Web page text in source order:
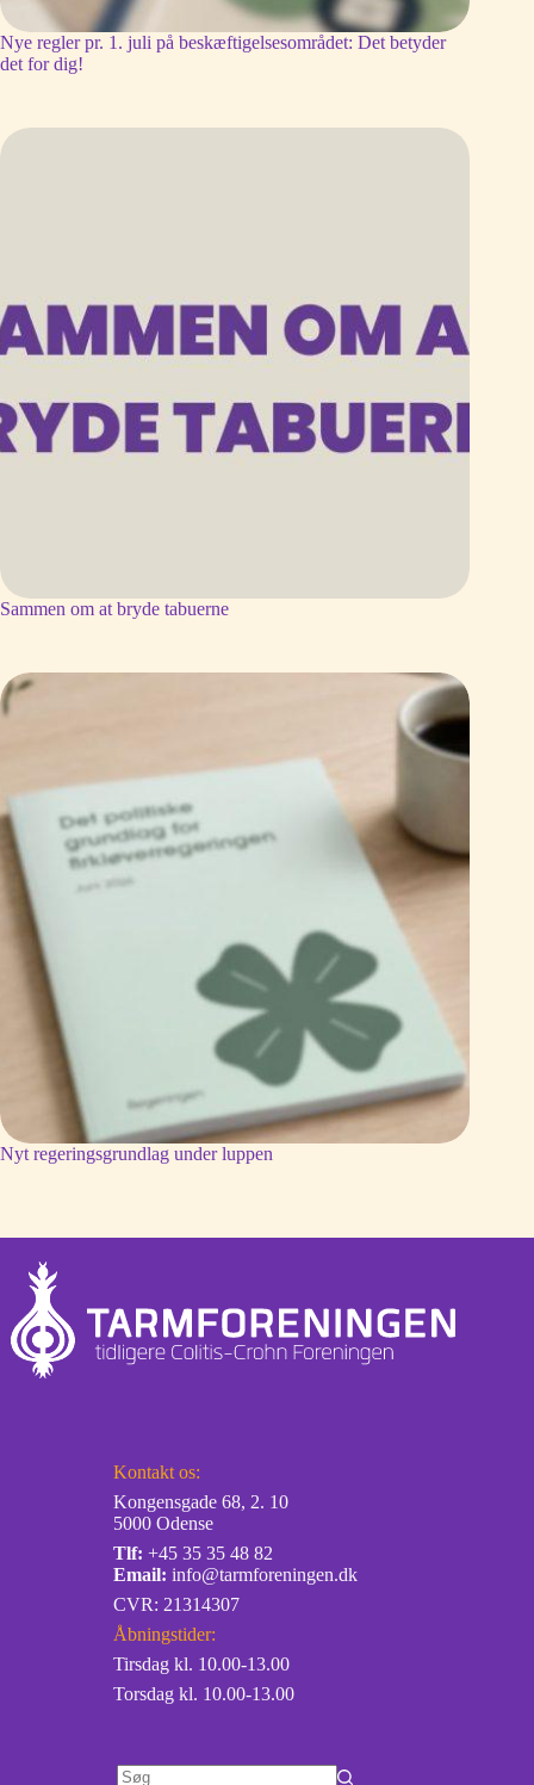
Nye regler pr. 1. juli på beskæftigelsesområdet: Det betyder
det for dig!
Sammen om at bryde tabuerne
Nyt regeringsgrundlag under luppen
Kontakt os:
Kongensgade 68, 2. 10
5000 Odense
Tlf: +45 35 35 48 82
Email: info@tarmforeningen.dk
CVR: 21314307
Åbningstider:
Tirsdag kl. 10.00-13.00
Torsdag kl. 10.00-13.00